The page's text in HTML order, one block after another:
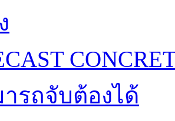
รถจับต้องได้